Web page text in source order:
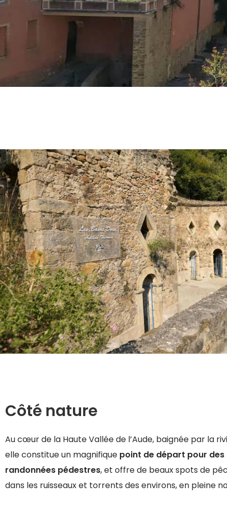
Côté nature
Au cœur de la Haute Vallée de l’Aude, baignée par la
elle constitue un magnifique point de départ pour des
randonnées pédestres, et offre de beaux spots de
dans les ruisseaux et torrents des environs, en pleine